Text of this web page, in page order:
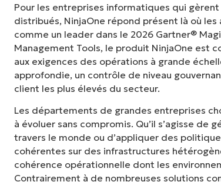
Pour les entreprises informatiques qui
distribués, NinjaOne répond présent là où
comme un leader dans le 2026 Gartner®
Management Tools, le produit NinjaOne est
aux exigences des opérations à grande
approfondie, un contrôle de niveau
client les plus élevés du secteur.
Les départements de grandes entreprises
à évoluer sans compromis. Qu’il s’agisse de
travers le monde ou d’appliquer des
cohérentes sur des infrastructures
cohérence opérationnelle dont les
Contrairement à de nombreuses solutions
que
"Avec la solution NinjaOne,
consolider notre stack
villes nos départements
collaboration et une
Ben Perryman
Senior IT specialist pour la ville de